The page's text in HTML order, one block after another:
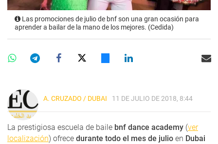
Las promociones de julio de bnf son una gran ocasión para
aprender a bailar de la mano de los mejores. (Cedida)
A. CRUZADO / DUBAI 11 DE JULIO DE 2018, 8:44
La prestigiosa escuela de baile bnf dance academy (ver
localización) ofrece durante todo el mes de julio en Dubai